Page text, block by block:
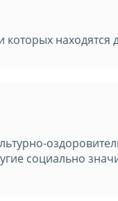
находятся
социально